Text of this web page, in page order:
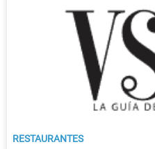
RESTAURANTES